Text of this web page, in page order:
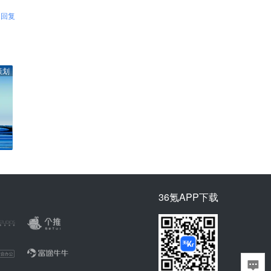
回复
划
36氪APP下载